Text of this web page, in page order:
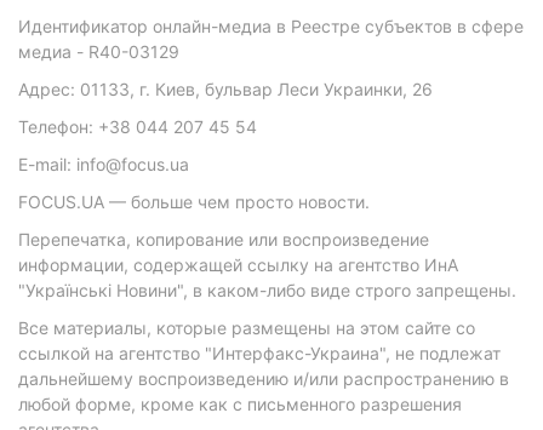
Идентификатор онлайн-медиа в Реестре субъектов в сфере
медиа - R40-03129
Адрес: 01133, г. Киев, бульвар Леси Украинки, 26
Телефон: +38 044 207 45 54
E-mail: info@focus.ua
FOCUS.UA — больше чем просто новости.
Перепечатка, копирование или воспроизведение
информации, содержащей ссылку на агентство ИнА
"Українські Новини", в каком-либо виде строго запрещены.
Все материалы, которые размещены на этом сайте со
ссылкой на агентство "Интерфакс-Украина", не подлежат
дальнейшему воспроизведению и/или распространению в
любой форме, кроме как с письменного разрешения